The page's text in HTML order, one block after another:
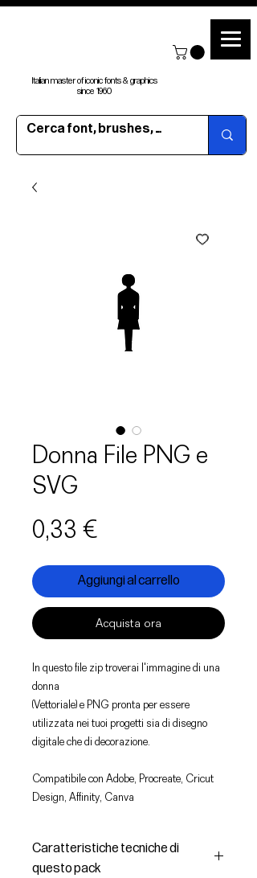
Italian master of iconic fonts & graphics
since 1960
Donna File PNG e
SVG
0,33 €
Aggiungi al carrello
Acquista ora
In questo file zip troverai l'immagine di una
donna
(Vettoriale) e PNG pronta per essere
utilizzata nei tuoi progetti sia di disegno
digitale che di decorazione.
Compatibile con Adobe, Procreate, Cricut
Design, Affinity, Canva
Caratteristiche tecniche di
questo pack